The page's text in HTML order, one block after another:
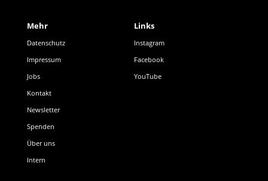
Mehr
Datenschutz
Impressum
Jobs
Kontakt
Newsletter
Spenden
Über uns
Intern
Links
Instagram
Facebook
YouTube